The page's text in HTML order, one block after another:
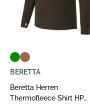
BERETTA
Beretta Herren
Thermofleece Shirt HP